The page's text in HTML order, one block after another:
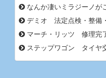
なんか凄いミラジーノが
デミオ 法定点検・整備
マーチ・リッツ 修理完
ステップワゴン タイヤ